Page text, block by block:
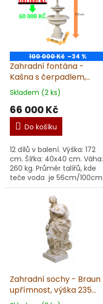
zab...
100 000 Kč –34 %
Zahradní fontána -
Kašna s čerpadlem,
výška 172cm, 260kg
Skladem (2 ks)
66 000 Kč
Do košíku
12 dílů v balení. Výška: 172
cm. Šířka: 40x40 cm. Váha:
260 kg. Průměr talířů, kde
teče voda je 56cm/100cm
Vyrobené v ČR z
kvalitního umělého
pískovce. Unikátní ruč...
Zahradní sochy - Braun
upřímnost, výška 235
cm, 1500kg